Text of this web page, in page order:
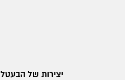
יצירות של